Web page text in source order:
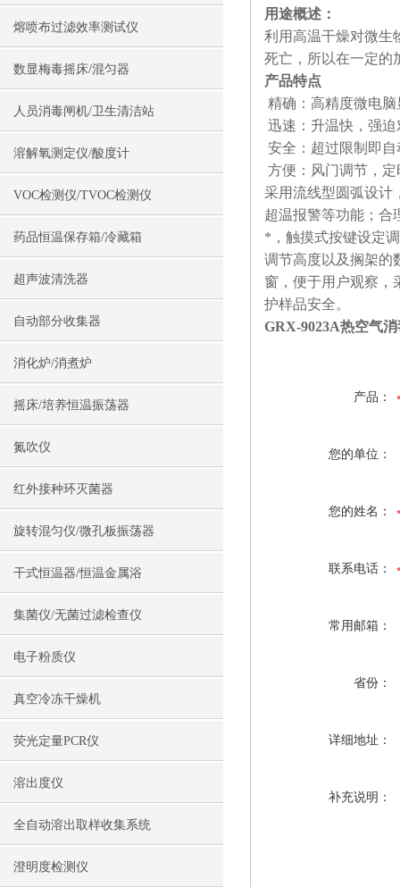
熔喷布过滤效率测试仪
数显梅毒摇床/混匀器
人员消毒闸机/卫生清洁站
溶解氧测定仪/酸度计
VOC检测仪/TVOC检测仪
药品恒温保存箱/冷藏箱
超声波清洗器
自动部分收集器
消化炉/消煮炉
摇床/培养恒温振荡器
氮吹仪
红外接种环灭菌器
旋转混匀仪/微孔板振荡器
干式恒温器/恒温金属浴
集菌仪/无菌过滤检查仪
电子粉质仪
真空冷冻干燥机
荧光定量PCR仪
溶出度仪
全自动溶出取样收集系统
澄明度检测仪
用途概述：
利用高温干燥对微生
死亡，所以在一定的
产品特点
精确：高精度微电
迅速：升温快，强
安全：超过限制即
方便：风门调节，
采用流线型圆弧设计
超温报警等功能；合
*，触摸式按键设定
调节高度以及搁架的
窗，便于用户观察，
护样品安全。
GRX-9023A热空气
产品：
您的单位：
您的姓名：
联系电话：
常用邮箱：
省份：
详细地址：
补充说明：